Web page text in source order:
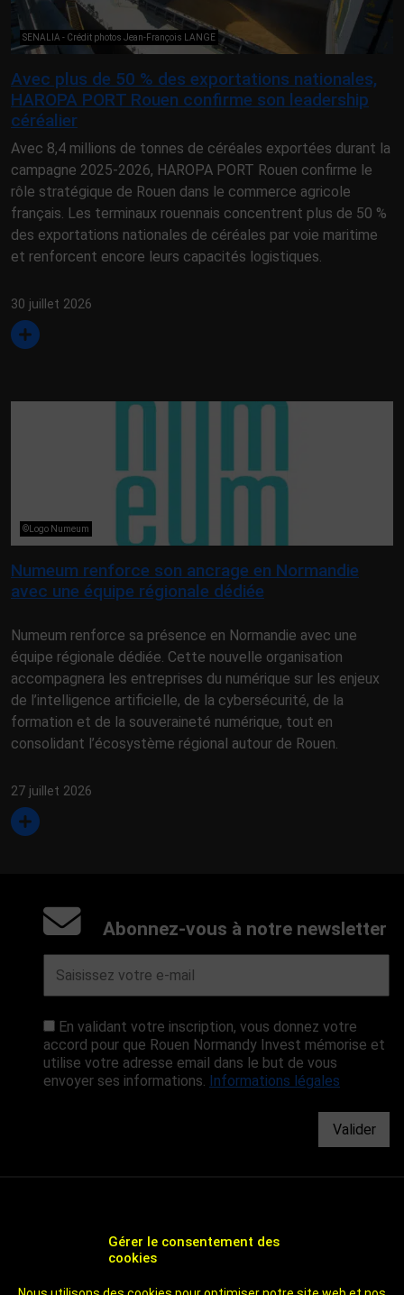
Gérer le consentement des
cookies
SENALIA - Crédit photos Jean-François LANGE
Avec plus de 50 % des exportations nationales,
HAROPA PORT Rouen confirme son leadership
céréalier
Avec 8,4 millions de tonnes de céréales exportées durant la
campagne 2025-2026, HAROPA PORT Rouen confirme le
rôle stratégique de Rouen dans le commerce agricole
français. Les terminaux rouennais concentrent plus de 50 %
des exportations nationales de céréales par voie maritime
et renforcent encore leurs capacités logistiques.
30 juillet 2026
©Logo Numeum
Numeum renforce son ancrage en Normandie
avec une équipe régionale dédiée
Numeum renforce sa présence en Normandie avec une
équipe régionale dédiée. Cette nouvelle organisation
accompagnera les entreprises du numérique sur les enjeux
de l’intelligence artificielle, de la cybersécurité, de la
formation et de la souveraineté numérique, tout en
consolidant l’écosystème régional autour de Rouen.
27 juillet 2026
Abonnez-vous à notre newsletter
En validant votre inscription, vous donnez votre
accord pour que Rouen Normandy Invest mémorise et
utilise votre adresse email dans le but de vous
envoyer ses informations. Informations légales
Valider